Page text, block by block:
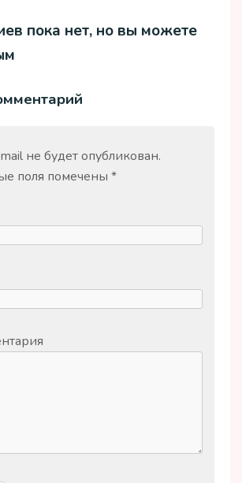
пока нет, но вы можете
не будет опубликован.
поля помечены *